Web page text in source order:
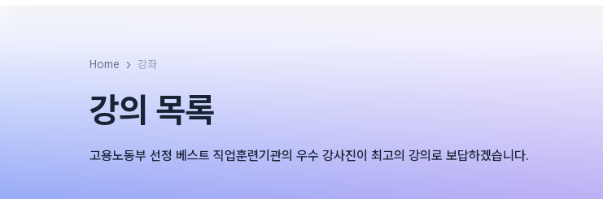
Home 강좌
강의 목록
고용노동부 선정 베스트 직업훈련기관의 우수 강사진이 최고의 강의로 보답하겠습니다.